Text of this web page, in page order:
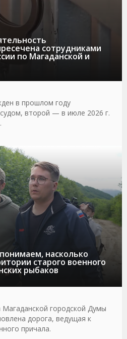
сотрудниками
по Магаданской и
в прошлом году
второй — в июле 2026 г.
насколько
старого военного
рыбаков
городской Думы
дорога, ведущая к
причала.